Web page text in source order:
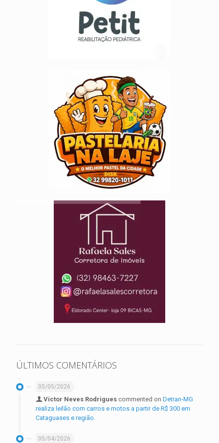
ÚLTIMOS COMENTÁRIOS
05/05/2026
Victor Neves Rodrigues commented on Detran-MG
realiza leilão com carros e motos a partir de R$ 300 em
Cataguases e região.
05/04/2026